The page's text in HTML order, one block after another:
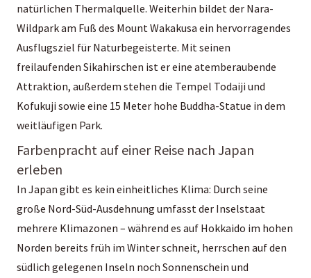
natürlichen Thermalquelle. Weiterhin bildet der Nara-
Wildpark am Fuß des Mount Wakakusa ein hervorragendes
Ausflugsziel für Naturbegeisterte. Mit seinen
freilaufenden Sikahirschen ist er eine atemberaubende
Attraktion, außerdem stehen die Tempel Todaiji und
Kofukuji sowie eine 15 Meter hohe Buddha-Statue in dem
weitläufigen Park.
Farbenpracht auf einer Reise nach Japan
erleben
In Japan gibt es kein einheitliches Klima: Durch seine
große Nord-Süd-Ausdehnung umfasst der Inselstaat
mehrere Klimazonen – während es auf Hokkaido im hohen
Norden bereits früh im Winter schneit, herrschen auf den
südlich gelegenen Inseln noch Sonnenschein und